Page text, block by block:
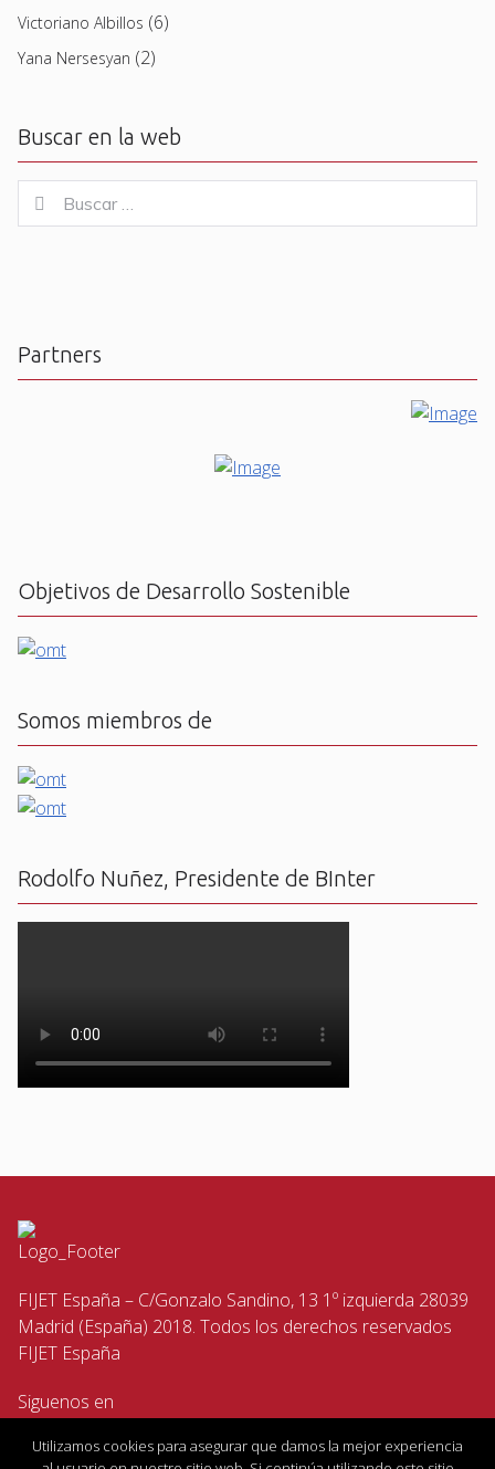
Victoriano Albillos (6)
Yana Nersesyan (2)
Buscar en la web
for:
Buscar
Partners
Objetivos de Desarrollo Sostenible
Somos miembros de
Rodolfo Nuñez, Presidente de BInter
FIJET España – C/Gonzalo Sandino, 13 1º izquierda 28039
Madrid (España) 2018. Todos los derechos reservados
FIJET España
Siguenos en
Utilizamos cookies para asegurar que damos la mejor experiencia